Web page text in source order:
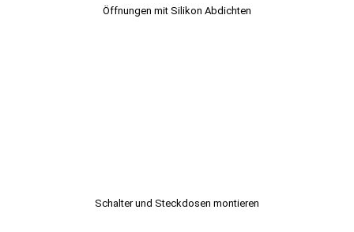
Öffnungen mit Silikon Abdichten
Schalter und Steckdosen montieren